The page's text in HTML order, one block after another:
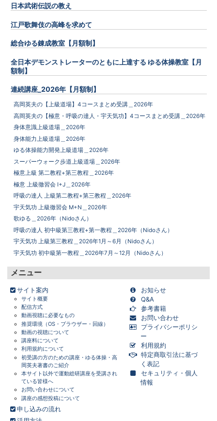
画面をクリックすると元に戻ります。×
日本武術伝説の教え
江戸歌舞伎の高峰を求めて
総合ゆる錬成教室【月額制】
全日本デモンストレーターのともに上達する ゆる体操教室【月
額制】
連続講座_2026年【月額制】
高岡英夫の【上級道場】4コースまとめ受講＿2026年
高岡英夫の【極意・呼吸の達人・宇天気功】4コースまとめ受講＿2026年
身体意識上級道場＿2026年
身体能力上級道場＿2026年
ゆる体操能力開発上級道場＿2026年
スーパーウォーク歩道上級道場＿2026年
極意上級 第二教程+第三教程＿2026年
極意 上級徹習会 I+J＿2026年
呼吸の達人 上級第二教程+第三教程＿2026年
宇天気功 上級徹習会 M+N＿2026年
歌ゆる＿2026年（Nidoさん）
呼吸の達人 初中級第三教程+第一教程＿2026年（Nidoさん）
宇天気功 上級第三教程＿2026年1月～6月（Nidoさん）
宇天気功 初中級第一教程＿2026年7月～12月（Nidoさん）
メニュー
サイト案内
サイト概要
配信方式
動画視聴に必要なもの
推奨環境（OS・ブラウザー・回線）
動画の視聴について
講座料について
利用規約について
初受講の方のための講座・ゆる体操・高
岡英夫著書のご紹介
本サイト以外で運動総研講座を受講され
ている皆様へ
お問い合わせについて
講座の感想投稿について
申し込みの流れ
お知らせ
Q&A
参考書籍
お問い合わせ
プライバシーポリシ
ー
利用規約
特定商取引法に基づ
く表記
セキュリティ・個人
情報